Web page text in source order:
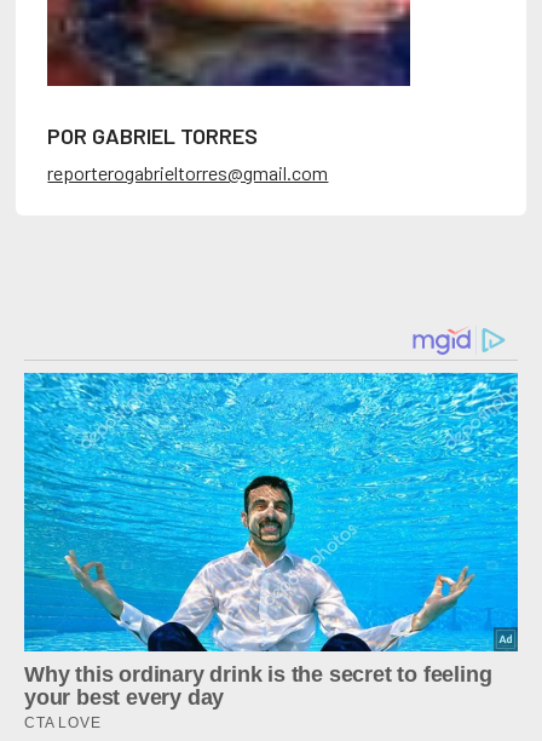
POR GABRIEL TORRES
reporterogabrieltorres@gmail.com